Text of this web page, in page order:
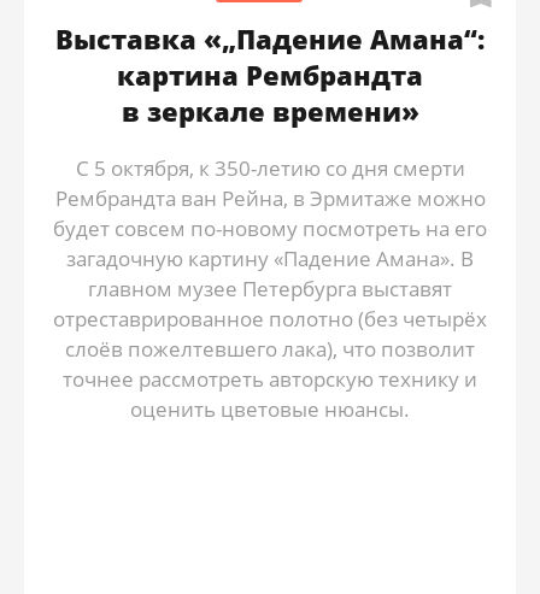
Выставка «„Падение Амана“:
картина Рембрандта
в зеркале времени»
С 5 октября, к 350-летию со дня смерти
Рембрандта ван Рейна, в Эрмитаже можно
будет совсем по-новому посмотреть на его
загадочную картину «Падение Амана». В
главном музее Петербурга выставят
отреставрированное полотно (без четырёх
слоёв пожелтевшего лака), что позволит
точнее рассмотреть авторскую технику и
оценить цветовые нюансы.